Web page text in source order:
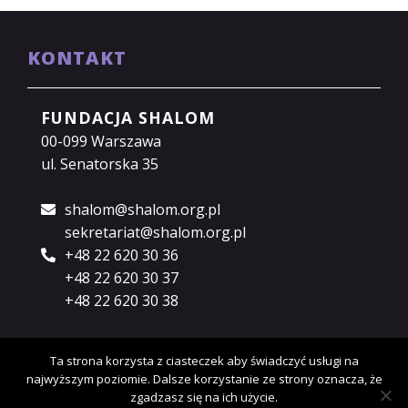
KONTAKT
FUNDACJA SHALOM
00-099 Warszawa
ul. Senatorska 35
shalom@shalom.org.pl
sekretariat@shalom.org.pl
+48 22 620 30 36
+48 22 620 30 37
+48 22 620 30 38
Copyright © 2018 Fundacja Shalom.Polityka
Ta strona korzysta z ciasteczek aby świadczyć usługi na
najwyższym poziomie. Dalsze korzystanie ze strony oznacza, że
zgadzasz się na ich użycie.